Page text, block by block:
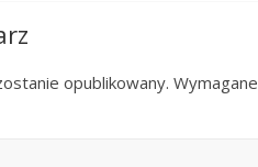
opublikowany.